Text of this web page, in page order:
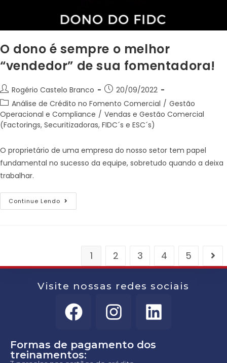
O dono é sempre o melhor
“vendedor” de sua fomentadora!
Rogério Castelo Branco
20/09/2022
Análise de Crédito no Fomento Comercial / Gestão
Operacional e Compliance / Vendas e Gestão Comercial
(Factorings, Securitizadoras, FIDC´s e ESC´s)
O proprietário de uma empresa do nosso setor tem papel
fundamental no sucesso da equipe, sobretudo quando a deixa
trabalhar.
Continue Lendo
1 2 3 4 5
Visite nossas redes sociais
Formas de pagamento dos
treinamentos: